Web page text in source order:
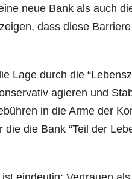
neue Bank als auch
dass die­se
Lage durch die
agie­ren und
in die Arme der
die Bank “Teil der